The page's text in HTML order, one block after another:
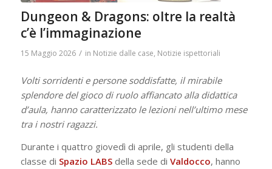
Dungeon & Dragons: oltre la realtà
c’è l’immaginazione
15 Maggio 2026 / in Notizie dalle case, Notizie ispettoriali
Volti sorridenti e persone soddisfatte, il mirabile
splendore del gioco di ruolo affiancato alla didattica
d’aula, hanno caratterizzato le lezioni nell’ultimo mese
tra i nostri ragazzi.
Durante i quattro giovedì di aprile, gli studenti della
classe di Spazio LABSdella sede di Valdocco, hanno